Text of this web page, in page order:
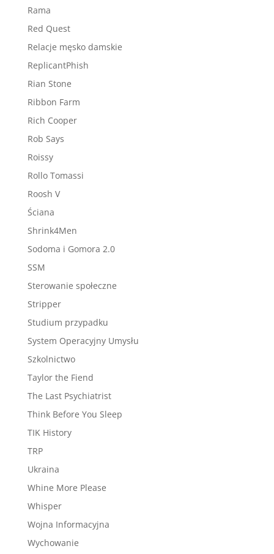
Rama
Red Quest
Relacje męsko damskie
ReplicantPhish
Rian Stone
Ribbon Farm
Rich Cooper
Rob Says
Roissy
Rollo Tomassi
Roosh V
Ściana
Shrink4Men
Sodoma i Gomora 2.0
SSM
Sterowanie społeczne
Stripper
Studium przypadku
System Operacyjny Umysłu
Szkolnictwo
Taylor the Fiend
The Last Psychiatrist
Think Before You Sleep
TIK History
TRP
Ukraina
Whine More Please
Whisper
Wojna Informacyjna
Wychowanie